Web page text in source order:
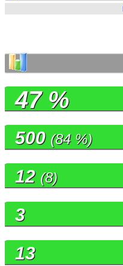
47 %
500 (84 %)
12 (8)
3
13